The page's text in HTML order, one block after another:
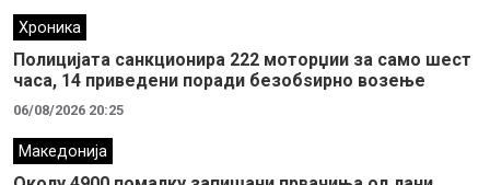
Хроника
Полицијата санкционира 222 моторџии за само шест
часа, 14 приведени поради безобѕирно возење
06/08/2026 20:25
Македонија